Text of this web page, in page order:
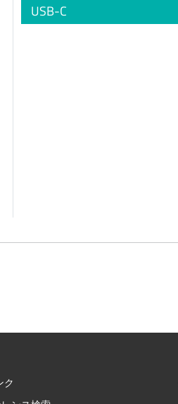
USB-C
ク